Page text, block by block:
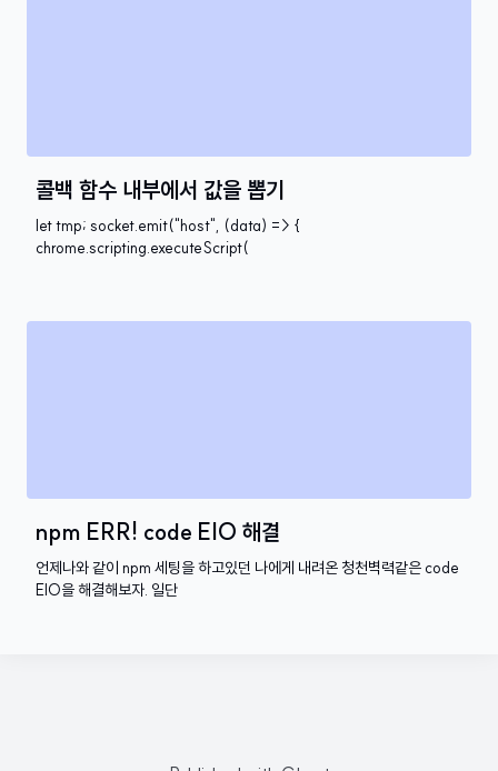
콜백 함수 내부에서 값을 뽑기
let tmp; socket.emit("host", (data) => {
chrome.scripting.executeScript(
npm ERR! code EIO 해결
언제나와 같이 npm 세팅을 하고있던 나에게 내려온 청천벽력같은 code
EIO을 해결해보자. 일단